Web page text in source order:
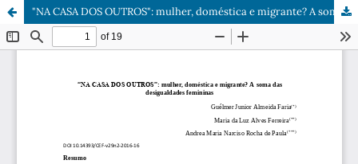
"NA CASA DOS OUTROS": mulher, doméstica e migrante? A soma das desigualdades femininas